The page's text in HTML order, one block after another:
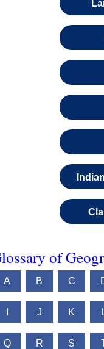
of
A B C
J K
Q R S